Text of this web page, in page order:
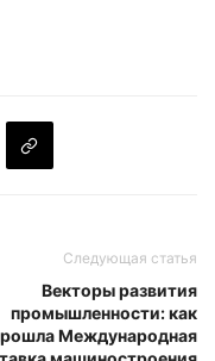
Следующая статья
Векторы развития
промышленности: как
Международная